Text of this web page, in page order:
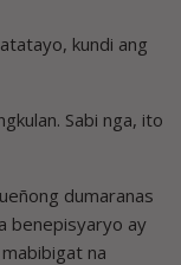
kundi ang
Sabi nga, ito
dumaranas
benepisyaryo ay
na